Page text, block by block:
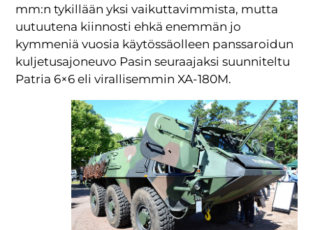
mm:n tykillään yksi vaikuttavimmista, mutta
uutuutena kiinnosti ehkä enemmän jo
kymmeniä vuosia käytössäolleen panssaroidun
kuljetusajoneuvo Pasin seuraajaksi suunniteltu
Patria 6×6 eli virallisemmin XA-180M.